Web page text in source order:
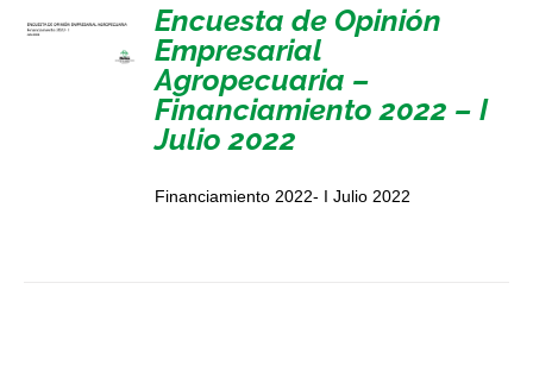
Encuesta de Opinión
Empresarial
Agropecuaria –
Financiamiento 2022 – I
Julio 2022
Financiamiento 2022- I Julio 2022